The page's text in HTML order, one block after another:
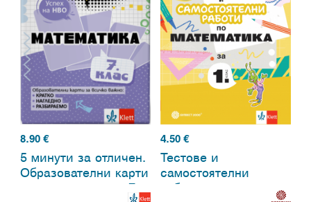
8.90 €
5 минути за отличен.
Образователни карти
4.50€
Тестове и
самостоятелни